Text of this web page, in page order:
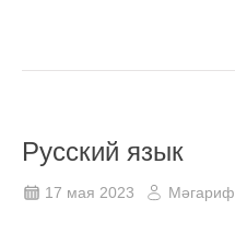
Русский язык
17 мая 2023 Мәгариф